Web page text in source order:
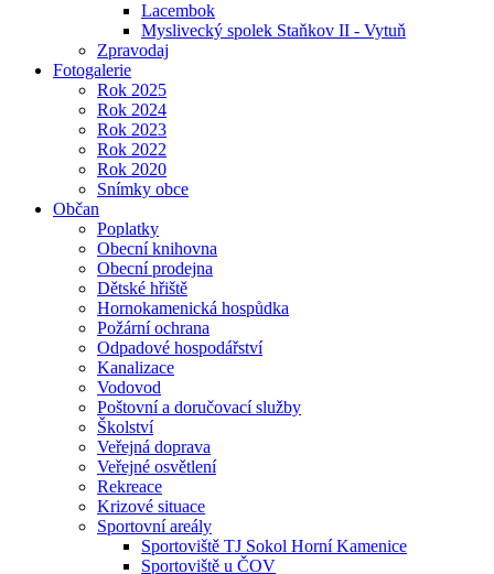
Lacembok
Myslivecký spolek Staňkov II - Vytuň
Zpravodaj
Fotogalerie
Rok 2025
Rok 2024
Rok 2023
Rok 2022
Rok 2020
Snímky obce
Občan
Poplatky
Obecní knihovna
Obecní prodejna
Dětské hřiště
Hornokamenická hospůdka
Požární ochrana
Odpadové hospodářství
Kanalizace
Vodovod
Poštovní a doručovací služby
Školství
Veřejná doprava
Veřejné osvětlení
Rekreace
Krizové situace
Sportovní areály
Sportoviště TJ Sokol Horní Kamenice
Sportoviště u ČOV